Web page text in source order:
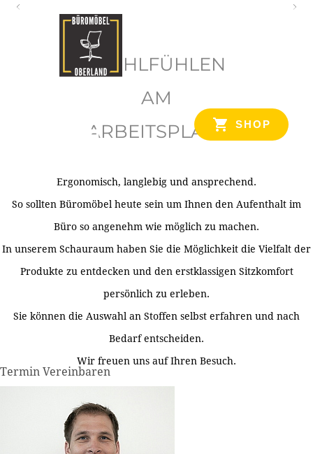
SHOP
WOHLFÜHLEN
AM
ARBEITSPLATZ
Ergonomisch, langlebig und ansprechend.
So sollten Büromöbel heute sein um Ihnen den Aufenthalt im
Büro so angenehm wie möglich zu machen.
In unserem Schauraum haben Sie die Möglichkeit die Vielfalt der
Produkte zu entdecken und den erstklassigen Sitzkomfort
persönlich zu erleben.
Sie können die Auswahl an Stoffen selbst erfahren und nach
Bedarf entscheiden.
Wir freuen uns auf Ihren Besuch.
Termin Vereinbaren